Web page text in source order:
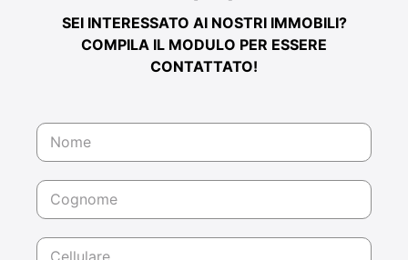
SEI INTERESSATO AI NOSTRI IMMOBILI?
COMPILA IL MODULO PER ESSERE
CONTATTATO!
N
m
e
C
g
n
C